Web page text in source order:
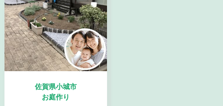
佐賀県小城市
お庭作り